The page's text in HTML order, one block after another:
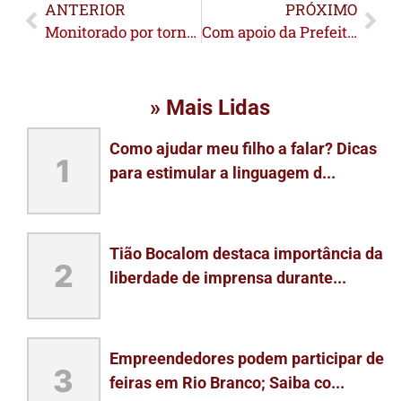
ANTERIOR
Monitorado por tornozeleira morre no PS após ser baleado durante invasão a residência no Belo Jardim
PRÓXIMO
Com apoio da Prefeitura, Festa da Padroeira reúne fiéis e fortalece tradições em Assis Brasil
» Mais Lidas
1
Como ajudar meu filho a falar? Dicas
para estimular a linguagem d...
2
Tião Bocalom destaca importância da
liberdade de imprensa durante...
3
Empreendedores podem participar de
feiras em Rio Branco; Saiba co...